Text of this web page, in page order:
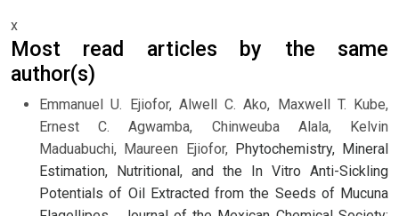
x
Most read articles by the same
author(s)
Emmanuel U. Ejiofor, Alwell C. Ako, Maxwell T. Kube,
Ernest C. Agwamba, Chinweuba Alala, Kelvin
Maduabuchi, Maureen Ejiofor, Phytochemistry, Mineral
Estimation, Nutritional, and the In Vitro Anti-Sickling
Potentials of Oil Extracted from the Seeds of Mucuna